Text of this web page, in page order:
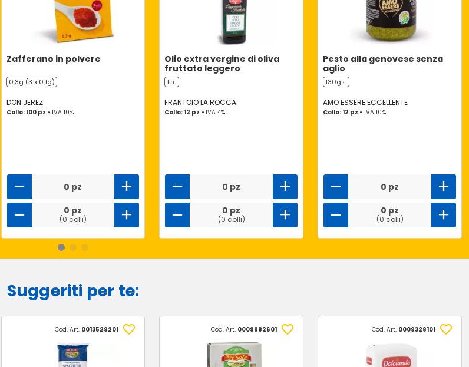
Zafferano in polvere
0,3g (3 x 0,1g)
DON JEREZ
Collo: 100 pz - IVA 10%
0 pz
0 pz
(0 colli)
Olio extra vergine di oliva
fruttato leggero
1l ℮
FRANTOIO LA ROCCA
Collo: 12 pz - IVA 4%
0 pz
0 pz
(0 colli)
Pesto alla genovese senza
aglio
130g ℮
AMO ESSERE ECCELLENTE
Collo: 12 pz - IVA 10%
0 pz
0 pz
(0 colli)
Suggeriti per te:
Cod. Art. 0013529201 Cod. Art. 0009982601 Cod. Art. 0009328101